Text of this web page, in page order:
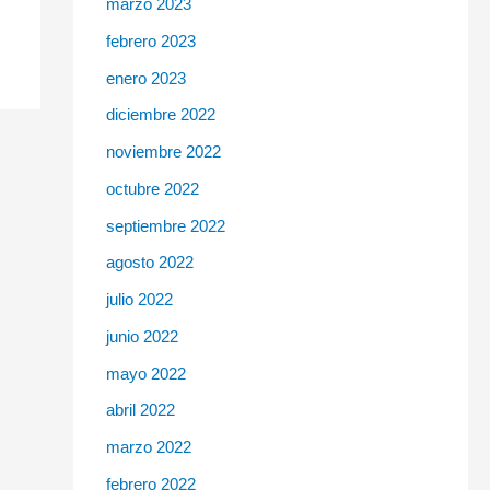
marzo 2023
febrero 2023
enero 2023
diciembre 2022
noviembre 2022
octubre 2022
septiembre 2022
agosto 2022
julio 2022
junio 2022
mayo 2022
abril 2022
marzo 2022
febrero 2022